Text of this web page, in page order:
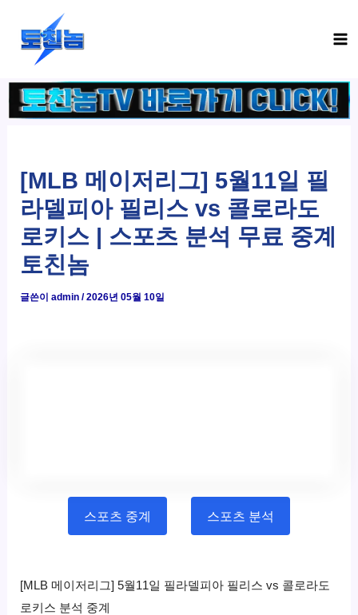
건
너
[MLB 메이저리그] 5월11일 필
라델피아 필리스 vs 콜로라도
로키스 | 스포츠 분석 무료 중계
토친놈
글쓴이admin/2026년 05월 10일
스포츠 중계 스포츠 분석
[MLB 메이저리그] 5월11일 필라델피아 필리스 vs 콜로라도
로키스 분석 중계